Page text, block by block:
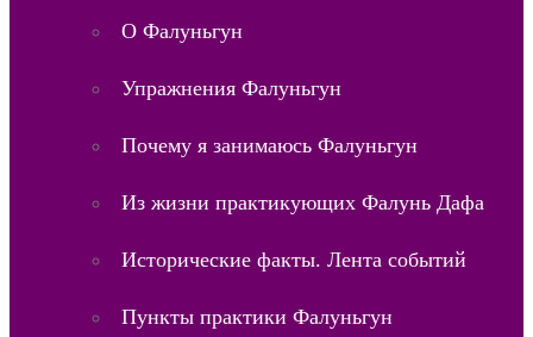
О Фалуньгун
Упражнения Фалуньгун
Почему я занимаюсь Фалуньгун
Из жизни практикующих Фалунь Дафа
Исторические факты. Лента событий
Пункты практики Фалуньгун